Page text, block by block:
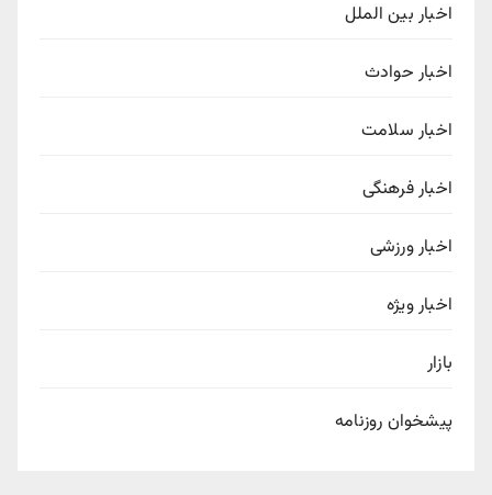
اخبار بین الملل
اخبار حوادث
اخبار سلامت
اخبار فرهنگی
اخبار ورزشی
اخبار ویژه
بازار
پیشخوان روزنامه